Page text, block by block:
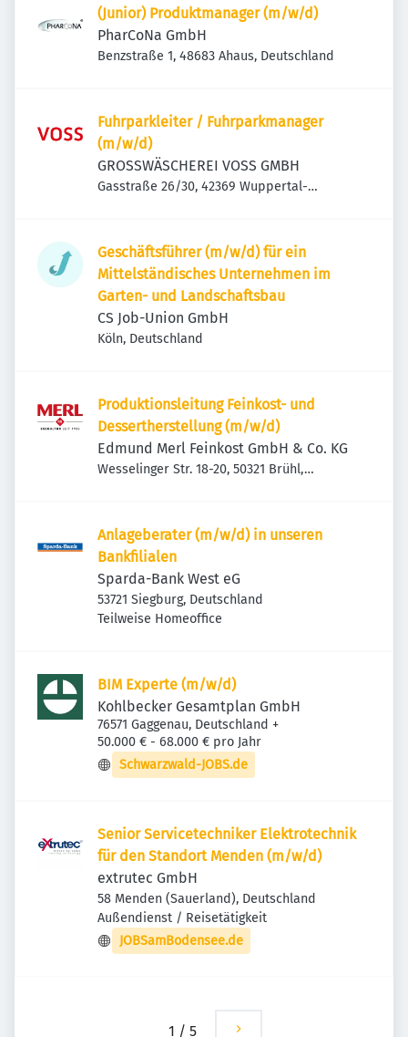
(Junior) Produktmanager (m/w/d)
PharCoNa GmbH
Benzstraße 1, 48683 Ahaus, Deutschland
Fuhrparkleiter / Fuhrparkmanager
(m/w/d)
GROSSWÄSCHEREI VOSS GMBH
Gasstraße 26/30, 42369 Wuppertal-
Geschäftsführer (m/w/d) für ein
Mittelständisches Unternehmen im
Garten- und Landschaftsbau
CS Job-Union GmbH
Köln, Deutschland
Produktionsleitung Feinkost- und
Dessertherstellung (m/w/d)
Edmund Merl Feinkost GmbH & Co. KG
Wesselinger Str. 18-20, 50321 Brühl,
Anlageberater (m/w/d) in unseren
Bankfilialen
Sparda-Bank West eG
53721 Siegburg, Deutschland
Teilweise Homeoffice
BIM Experte (m/w/d)
Kohlbecker Gesamtplan GmbH
76571 Gaggenau, Deutschland +
50.000 € - 68.000 € pro Jahr
Schwarzwald-JOBS.de
Senior Servicetechniker Elektrotechnik
für den Standort Menden (m/w/d)
extrutec GmbH
58 Menden (Sauerland), Deutschland
Außendienst / Reisetätigkeit
JOBSamBodensee.de
1 / 5